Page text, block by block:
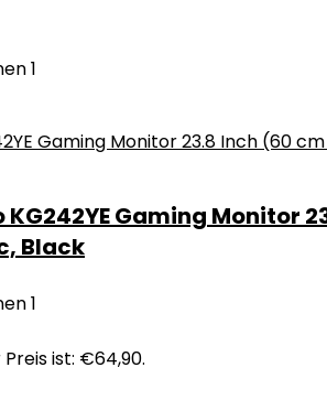
1
Gaming Monitor
Black
1
ist: €64,90.